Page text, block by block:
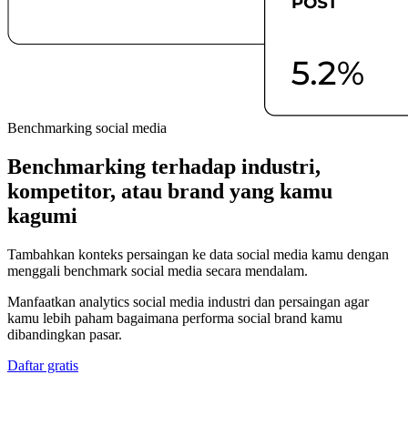
Benchmarking social media
Benchmarking terhadap industri,
kompetitor, atau brand yang kamu
kagumi
Tambahkan konteks persaingan ke data social media kamu dengan
menggali benchmark social media secara mendalam.
Manfaatkan analytics social media industri dan persaingan agar
kamu lebih paham bagaimana performa social brand kamu
dibandingkan pasar.
Daftar gratis